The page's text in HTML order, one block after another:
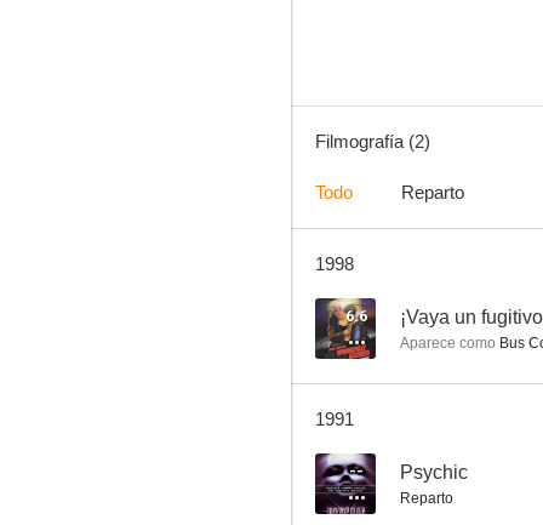
Filmografía (2)
Todo Reparto
1998
6.6 ¡Vaya un
Aparece como Bus
1991
-- Psychic
Reparto